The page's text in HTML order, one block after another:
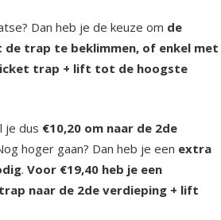
Dan heb je de keuze om de
de trap te beklimmen, of enkel met
trap + lift tot de hoogste
je dus €10,20 om naar de 2de
hoger gaan? Dan heb je een extra
. Voor €19,40 heb je een
naar de 2de verdieping + lift